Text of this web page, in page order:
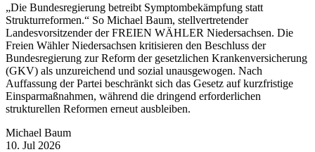
„Die Bundesregierung betreibt Symptombekämpfung statt
Strukturreformen.“ So Michael Baum, stellvertretender
Landesvorsitzender der FREIEN WÄHLER Niedersachsen. Die
Freien Wähler Niedersachsen kritisieren den Beschluss der
Bundesregierung zur Reform der gesetzlichen Krankenversicherung
(GKV) als unzureichend und sozial unausgewogen. Nach
Auffassung der Partei beschränkt sich das Gesetz auf kurzfristige
Einsparmaßnahmen, während die dringend erforderlichen
strukturellen Reformen erneut ausbleiben.
Michael Baum
10. Jul 2026